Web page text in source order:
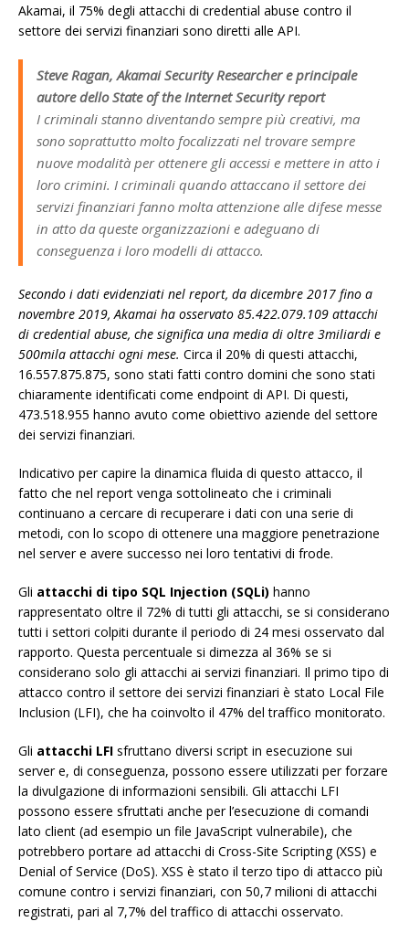
Akamai, il 75% degli attacchi di credential abuse contro il
settore dei servizi finanziari sono diretti alle API.
Steve Ragan, Akamai Security Researcher e principale
autore dello State of the Internet Security report
I criminali stanno diventando sempre più creativi, ma
sono soprattutto molto focalizzati nel trovare sempre
nuove modalità per ottenere gli accessi e mettere in atto i
loro crimini. I criminali quando attaccano il settore dei
servizi finanziari fanno molta attenzione alle difese messe
in atto da queste organizzazioni e adeguano di
conseguenza i loro modelli di attacco.
Secondo i dati evidenziati nel report, da dicembre 2017 fino a
novembre 2019, Akamai ha osservato 85.422.079.109 attacchi
di credential abuse, che significa una media di oltre 3miliardi e
500mila attacchi ogni mese. Circa il 20% di questi attacchi,
16.557.875.875, sono stati fatti contro domini che sono stati
chiaramente identificati come endpoint di API. Di questi,
473.518.955 hanno avuto come obiettivo aziende del settore
dei servizi finanziari.
Indicativo per capire la dinamica fluida di questo attacco, il
fatto che nel report venga sottolineato che i criminali
continuano a cercare di recuperare i dati con una serie di
metodi, con lo scopo di ottenere una maggiore penetrazione
nel server e avere successo nei loro tentativi di frode.
Gli attacchi di tipo SQL Injection (SQLi) hanno
rappresentato oltre il 72% di tutti gli attacchi, se si considerano
tutti i settori colpiti durante il periodo di 24 mesi osservato dal
rapporto. Questa percentuale si dimezza al 36% se si
considerano solo gli attacchi ai servizi finanziari. Il primo tipo di
attacco contro il settore dei servizi finanziari è stato Local File
Inclusion (LFI), che ha coinvolto il 47% del traffico monitorato.
Gli attacchi LFI sfruttano diversi script in esecuzione sui
server e, di conseguenza, possono essere utilizzati per forzare
la divulgazione di informazioni sensibili. Gli attacchi LFI
possono essere sfruttati anche per l’esecuzione di comandi
lato client (ad esempio un file JavaScript vulnerabile), che
potrebbero portare ad attacchi di Cross-Site Scripting (XSS) e
Denial of Service (DoS). XSS è stato il terzo tipo di attacco più
comune contro i servizi finanziari, con 50,7 milioni di attacchi
registrati, pari al 7,7% del traffico di attacchi osservato.